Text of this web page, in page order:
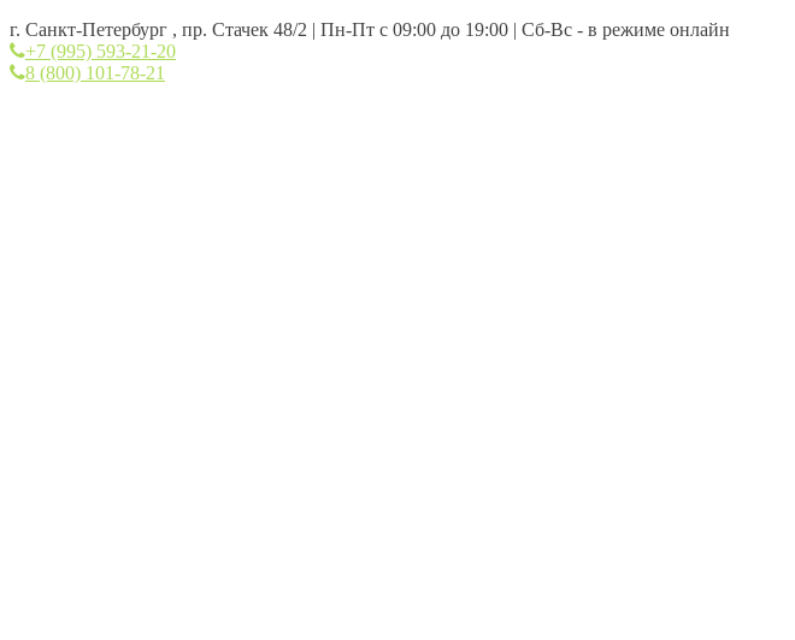
г. Санкт-Петербург , пр. Стачек 48/2 | Пн-Пт с 09:00 до 19:00 | Сб-Вс - в режиме онлайн
+7 (995) 593-21-20
8 (800) 101-78-21